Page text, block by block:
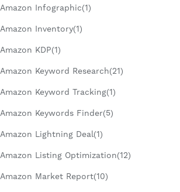
Amazon Infographic(1)
Amazon Inventory(1)
Amazon KDP(1)
Amazon Keyword Research(21)
Amazon Keyword Tracking(1)
Amazon Keywords Finder(5)
Amazon Lightning Deal(1)
Amazon Listing Optimization(12)
Amazon Market Report(10)